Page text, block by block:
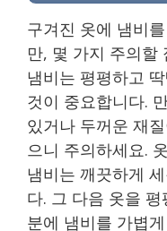
구겨진 옷에 냄비
만, 몇 가지 주의할
냄비는 평평하고
것이 중요합니다.
있거나 두꺼운 재
으니 주의하세요.
냄비는 깨끗하게
다. 그 다음 옷을
분에 냄비를 가볍